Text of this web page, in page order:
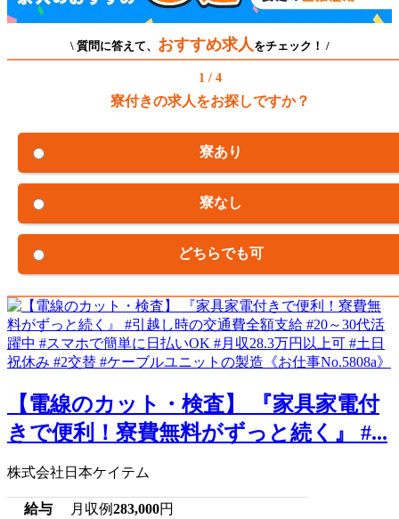
\ 質問に答えて、 おすすめ求人 をチェック！ /
1 / 4
寮付きの求人をお探しですか？
寮あり
寮なし
どちらでも可
【電線のカット・検査】 『家具家電付
きで便利！寮費無料がずっと続く』 #...
株式会社日本ケイテム
給与 月収例283,000円